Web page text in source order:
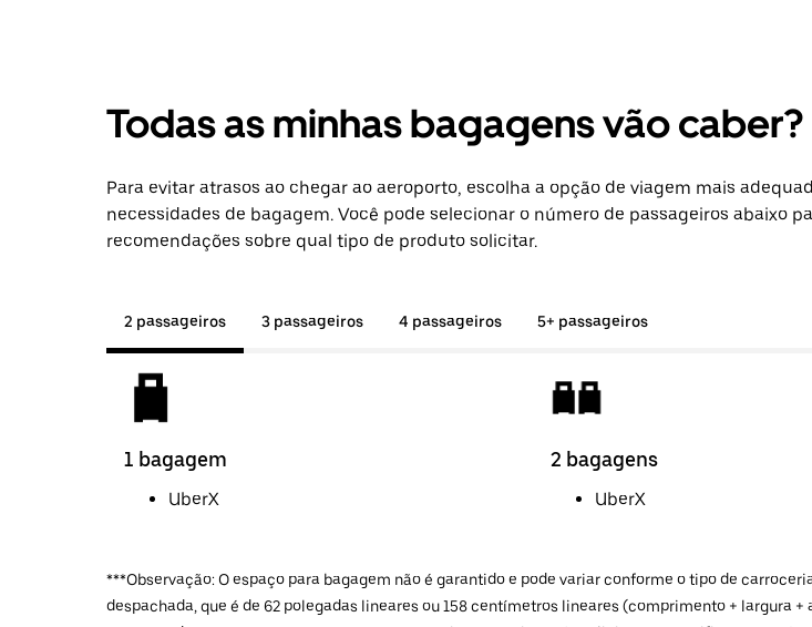
Todas as minhas bagagens vão caber?
Para evitar atrasos ao chegar ao aeroporto, escolha a opção de viagem mais
necessidades de bagagem. Você pode selecionar o número de passageiros abaixo
recomendações sobre qual tipo de produto solicitar.
2 passageiros 3 passageiros 4 passageiros 5+ passageiros
1 bagagem
UberX
2 bagagens
UberX
***Observação: O espaço para bagagem não é garantido e pode variar conforme o tipo de
despachada, que é de 62 polegadas lineares ou 158 centímetros lineares (comprimento + largura